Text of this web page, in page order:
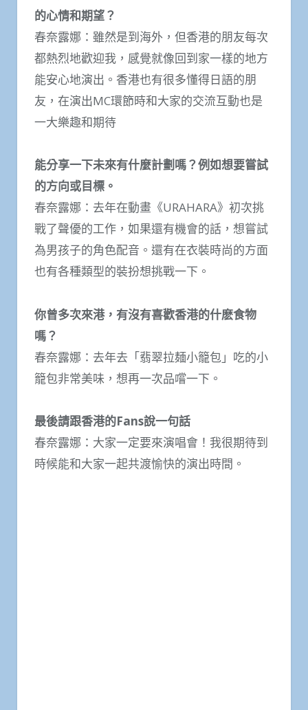
的心情和期望？
春奈露娜：雖然是到海外，但香港的朋友每次
都熱烈地歡迎我，感覺就像回到家一樣的地方
能安心地演出。香港也有很多懂得日語的朋
友，在演出MC環節時和大家的交流互動也是
一大樂趣和期待
能分享一下未來有什麼計劃嗎？例如想要嘗試
的方向或目標。
春奈露娜：去年在動畫《URAHARA》初次挑
戰了聲優的工作，如果還有機會的話，想嘗試
為男孩子的角色配音。還有在衣裝時尚的方面
也有各種類型的裝扮想挑戰一下。
你曾多次來港，有沒有喜歡香港的什麽食物
嗎？
春奈露娜：去年去「翡翠拉麺小籠包」吃的小
籠包非常美味，想再一次品嚐一下。
最後請跟香港的Fans說一句話
春奈露娜：大家一定要來演唱會！我很期待到
時候能和大家一起共渡愉快的演出時間。